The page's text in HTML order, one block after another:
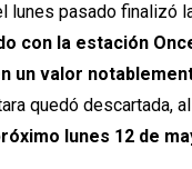
lunes pasado
con la estación
un valor
quedó descartada,
lunes 12 de